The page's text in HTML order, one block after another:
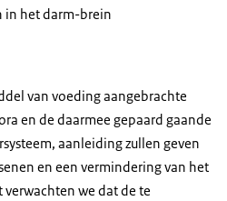
in het darm-brein
van voeding aangebrachte
en de daarmee gepaard gaande
aanleiding zullen geven
en een vermindering van het
verwachten we dat de te